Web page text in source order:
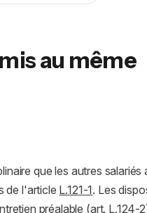
au même
que les autres salariés
de l'article L.121-1. Les
préalable (art. L.124-2